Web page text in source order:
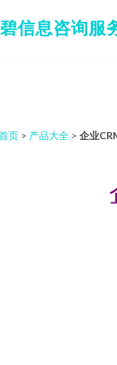
信息咨询服
页 > 产品大全 > 企业